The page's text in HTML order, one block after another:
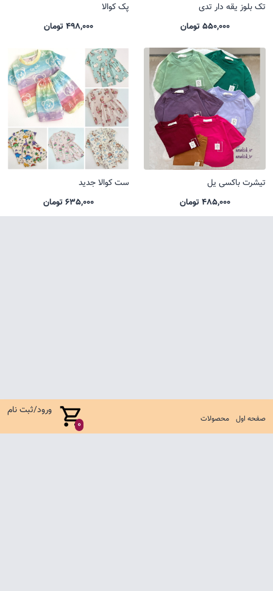
صفحه اول محصولات 0
ورود/ثبت نام
تک بلوز یقه دار تدی
550,000 تومان
پک کوالا
498,000 تومان
تیشرت باکسی یل
485,000 تومان
ست کوالا جدید
635,000 تومان